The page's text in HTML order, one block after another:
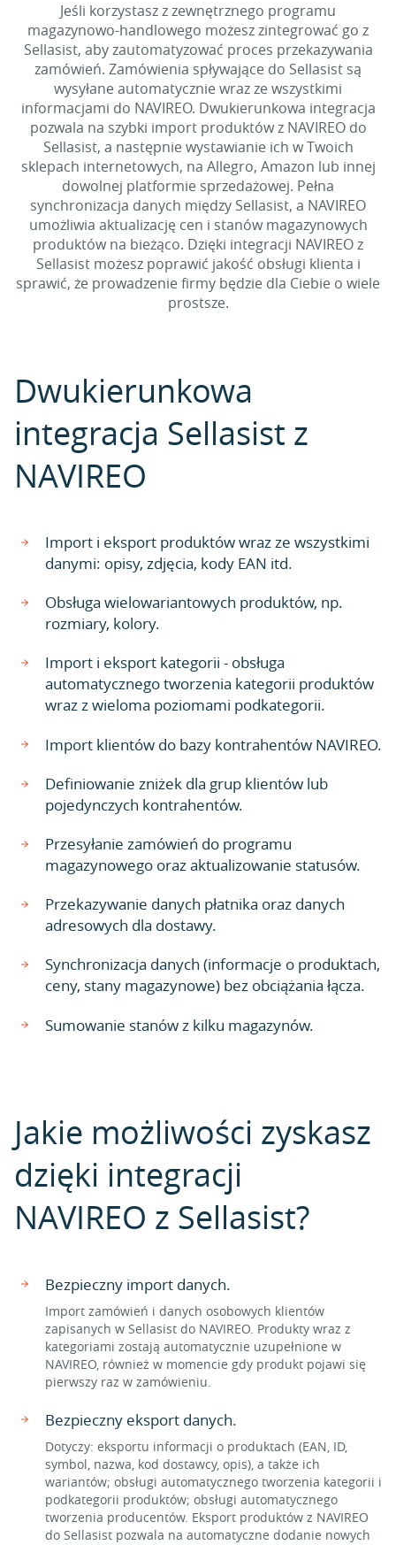
Jeśli korzystasz z zewnętrznego programu
magazynowo-handlowego możesz zintegrować go z
Sellasist, aby zautomatyzować proces przekazywania
zamówień. Zamówienia spływające do Sellasist są
wysyłane automatycznie wraz ze wszystkimi
informacjami do NAVIREO. Dwukierunkowa integracja
pozwala na szybki import produktów z NAVIREO do
Sellasist, a następnie wystawianie ich w Twoich
sklepach internetowych, na Allegro, Amazon lub innej
dowolnej platformie sprzedażowej. Pełna
synchronizacja danych między Sellasist, a NAVIREO
umożliwia aktualizację cen i stanów magazynowych
produktów na bieżąco. Dzięki integracji NAVIREO z
Sellasist możesz poprawić jakość obsługi klienta i
sprawić, że prowadzenie firmy będzie dla Ciebie o wiele
prostsze.
Dwukierunkowa
integracja Sellasist z
NAVIREO
Import i eksport produktów wraz ze wszystkimi
danymi: opisy, zdjęcia, kody EAN itd.
Obsługa wielowariantowych produktów, np.
rozmiary, kolory.
Import i eksport kategorii - obsługa
automatycznego tworzenia kategorii produktów
wraz z wieloma poziomami podkategorii.
Import klientów do bazy kontrahentów NAVIREO.
Definiowanie zniżek dla grup klientów lub
pojedynczych kontrahentów.
Przesyłanie zamówień do programu
magazynowego oraz aktualizowanie statusów.
Przekazywanie danych płatnika oraz danych
adresowych dla dostawy.
Synchronizacja danych (informacje o produktach,
ceny, stany magazynowe) bez obciążania łącza.
Sumowanie stanów z kilku magazynów.
Jakie możliwości zyskasz
dzięki integracji
NAVIREO z Sellasist?
Bezpieczny import danych.
Import zamówień i danych osobowych klientów
zapisanych w Sellasist do NAVIREO. Produkty wraz z
kategoriami zostają automatycznie uzupełnione w
NAVIREO, również w momencie gdy produkt pojawi się
pierwszy raz w zamówieniu.
Bezpieczny eksport danych.
Dotyczy: eksportu informacji o produktach (EAN, ID,
symbol, nazwa, kod dostawcy, opis), a także ich
wariantów; obsługi automatycznego tworzenia kategorii i
podkategorii produktów; obsługi automatycznego
tworzenia producentów. Eksport produktów z NAVIREO
do Sellasist pozwala na automatyczne dodanie nowych